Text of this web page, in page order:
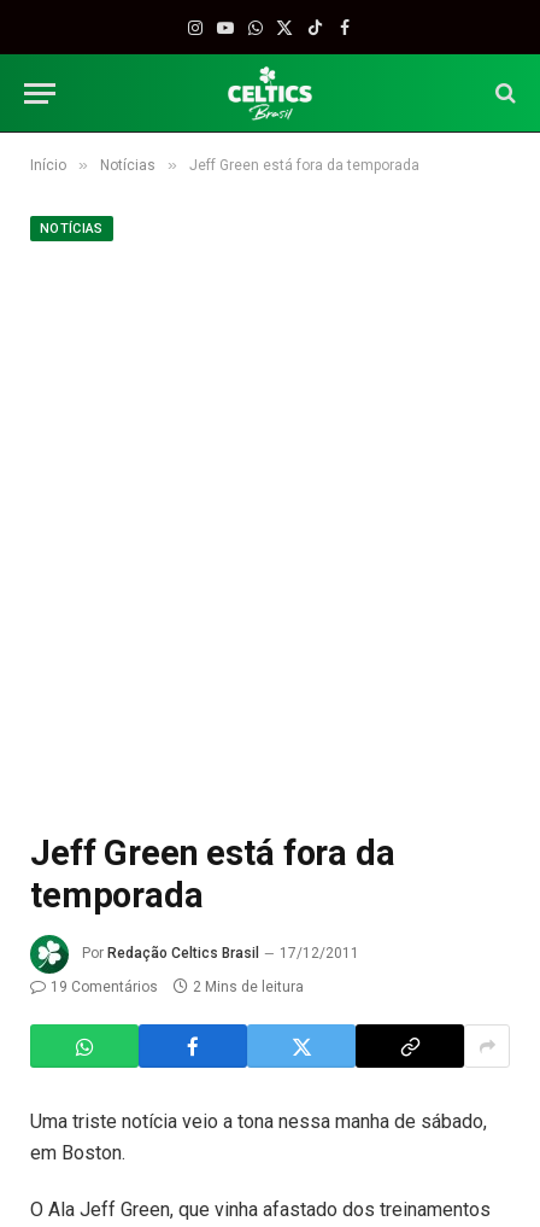
Instagram
YouTube
WhatsApp
X
TikTokFacebook
Início » Notícias » Jeff Green está fora da temporada
NOTÍCIAS
Jeff Green está fora da
temporada
Por Redação Celtics Brasil
17/12/2011
19 Comentários
2 Mins de leitura
Uma triste notícia veio a tona nessa manha de sábado,
em Boston.
O Ala Jeff Green, que vinha afastado dos treinamentos